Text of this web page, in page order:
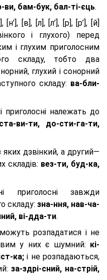
ви, бам-бук, бал-ті-єць.
[в], [л], [л’], [р], [р’], [й]
і глухого) перед
і глухим приголосним
складу, тобто два
глухий і сонорний
складу: ва-бли-
приголосні належать до
ви-ти, до-сти-га-ти,
дзвінкий, а другий—
складів: вез-ти, буд-ка,
приголосні завжди
складу: зна-ння, нав-ча-
ві-дда-ти.
розпадатися і не
у них є шумний: кі-
ка;і не розпадаються,
за-здрі-сний, на-стрій,